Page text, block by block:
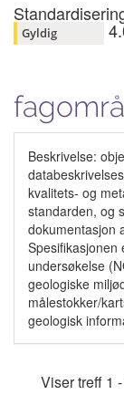
Gyldig
Beskrivelse:
kvalitets- og
standarden, og
dokumentasjon
Spesifikasjonen
undersøkelse
geologiske
målestokker/
geologisk
Viser treff 1